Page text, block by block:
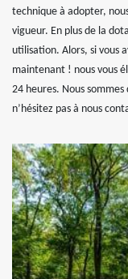
technique à adopter,
vigueur. En plus de la
utilisation. Alors, si vous
maintenant ! nous vous
24 heures. Nous
n’hésitez pas à nous